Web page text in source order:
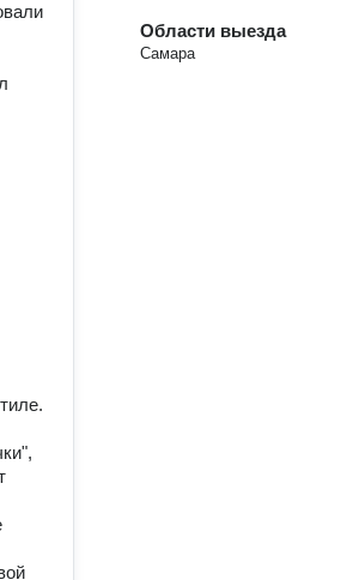
Области выезда
Самара